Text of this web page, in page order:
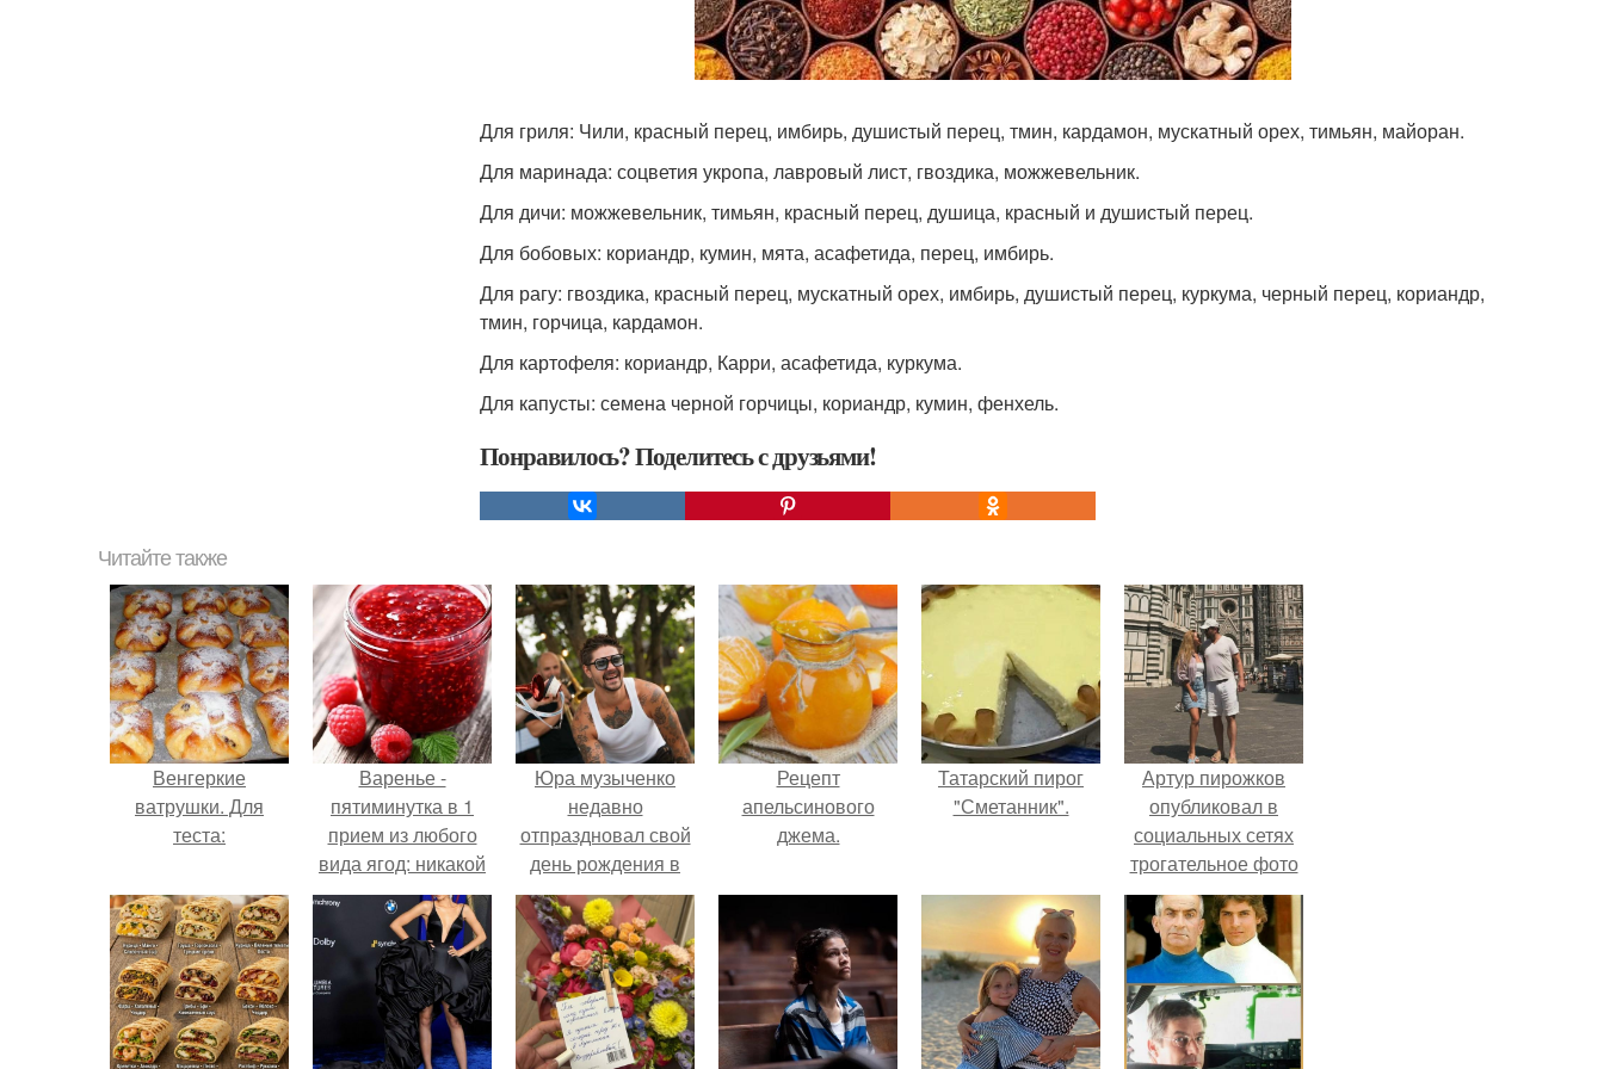
Для гриля: Чили, красный перец, имбирь, душистый перец, тмин, кардамон, мускатный орех, тимьян, майоран.
Для маринада: соцветия укропа, лавровый лист, гвоздика, можжевельник.
Для дичи: можжевельник, тимьян, красный перец, душица, красный и душистый перец.
Для бобовых: кориандр, кумин, мята, асафетида, перец, имбирь.
Для рагу: гвоздика, красный перец, мускатный орех, имбирь, душистый перец, куркума, черный перец, кориандр,
тмин, горчица, кардамон.
Для картофеля: кориандр, Карри, асафетида, куркума.
Для капусты: семена черной горчицы, кориандр, кумин, фенхель.
Понравилось? Поделитесь с друзьями!
Читайте также
Венгеркие
ватрушки. Для
теста:
Варенье -
пятиминутка в 1
прием из любого
вида ягод: никакой
длительной варки,
все витамины на
месте!
Юра музыченко
недавно
отпраздновал свой
день рождения в
кругу самых
близких и родных
людей.
Рецепт
апельсинового
джема.
Татарский пирог
"Сметанник".
Артур пирожков
опубликовал в
социальных сетях
трогательное фото
с супругой
Анжеликой,
сделанное во
время их недавнего
путешествия в
Италию.